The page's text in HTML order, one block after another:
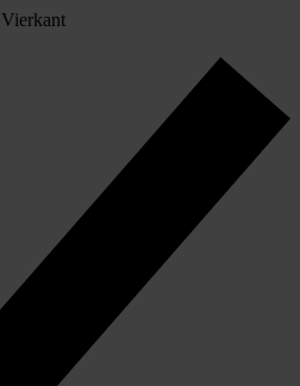
Vierkant